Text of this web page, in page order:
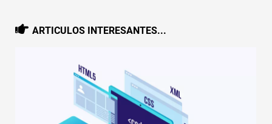
ARTICULOS INTERESANTES...